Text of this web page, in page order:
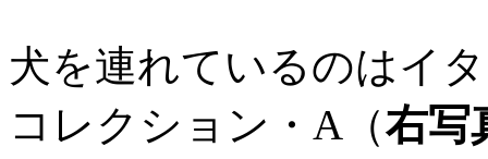
犬を連れているのはイ
コレクション・A（右写